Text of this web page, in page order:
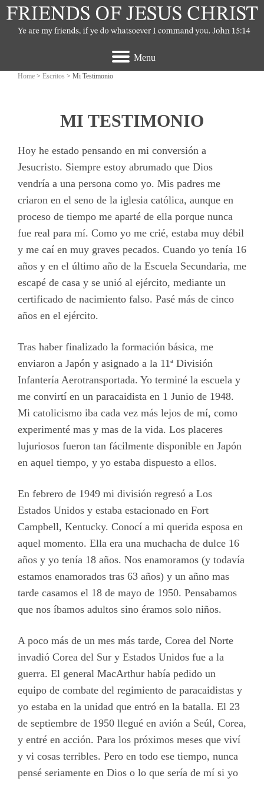
Menu
Home > Escritos > Mi Testimonio
MI TESTIMONIO
Hoy he estado pensando en mi conversión a
Jesucristo. Siempre estoy abrumado que Dios
vendría a una persona como yo. Mis padres me
criaron en el seno de la iglesia católica, aunque en
proceso de tiempo me aparté de ella porque nunca
fue real para mí. Como yo me crié, estaba muy débil
y me caí en muy graves pecados. Cuando yo tenía 16
años y en el último año de la Escuela Secundaria, me
escapé de casa y se unió al ejército, mediante un
certificado de nacimiento falso. Pasé más de cinco
años en el ejército.
Tras haber finalizado la formación básica, me
enviaron a Japón y asignado a la 11ª División
Infantería Aerotransportada. Yo terminé la escuela y
me convirtí en un paracaidista en 1 Junio de 1948.
Mi catolicismo iba cada vez más lejos de mí, como
experimenté mas y mas de la vida. Los placeres
lujuriosos fueron tan fácilmente disponible en Japón
en aquel tiempo, y yo estaba dispuesto a ellos.
En febrero de 1949 mi división regresó a Los
Estados Unidos y estaba estacionado en Fort
Campbell, Kentucky. Conocí a mi querida esposa en
aquel momento. Ella era una muchacha de dulce 16
años y yo tenía 18 años. Nos enamoramos (y todavía
estamos enamorados tras 63 años) y un añno mas
tarde casamos el 18 de mayo de 1950. Pensabamos
que nos íbamos adultos sino éramos solo niños.
A poco más de un mes más tarde, Corea del Norte
invadió Corea del Sur y Estados Unidos fue a la
guerra. El general MacArthur había pedido un
equipo de combate del regimiento de paracaidistas y
yo estaba en la unidad que entró en la batalla. El 23
de septiembre de 1950 llegué en avión a Seúl, Corea,
y entré en acción. Para los próximos meses que viví
y vi cosas terribles. Pero en todo ese tiempo, nunca
pensé seriamente en Dios o lo que sería de mí si yo